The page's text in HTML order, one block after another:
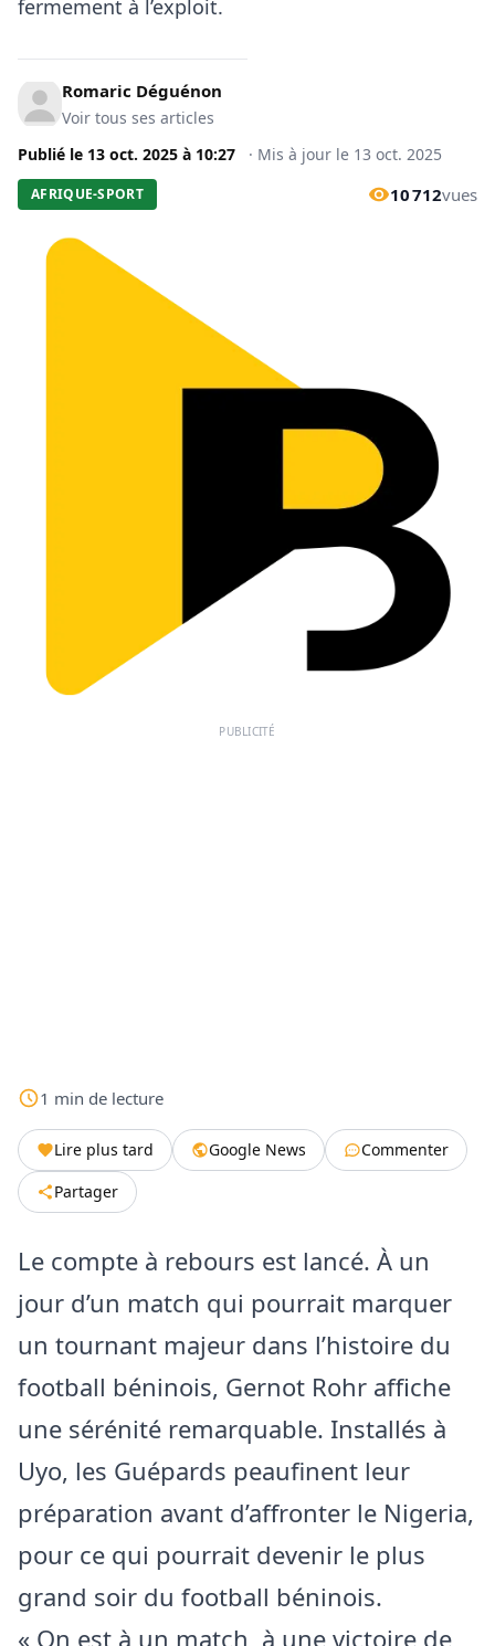
fermement à l’exploit.
Romaric Déguénon
Voir tous ses articles
Publié le 13 oct. 2025 à 10:27 · Mis à jour le 13 oct. 2025
AFRIQUE-SPORT 10 712vues
PUBLICITÉ
1 min de lecture
Lire plus tard Google News
Commenter
Partager
Le compte à rebours est lancé. À un
jour d’un match qui pourrait marquer
un tournant majeur dans l’histoire du
football béninois, Gernot Rohr affiche
une sérénité remarquable. Installés à
Uyo, les Guépards peaufinent leur
préparation avant d’affronter le Nigeria,
pour ce qui pourrait devenir le plus
grand soir du football béninois.
« On est à un match, à une victoire de